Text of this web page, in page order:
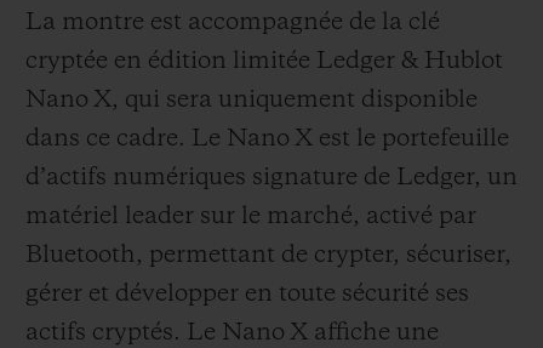
La montre est accompagnée de la clé
cryptée en édition limitée Ledger & Hublot
Nano X, qui sera uniquement disponible
dans ce cadre. Le Nano X est le portefeuille
d’actifs numériques signature de Ledger, un
matériel leader sur le marché, activé par
Bluetooth, permettant de crypter, sécuriser,
gérer et développer en toute sécurité ses
actifs cryptés. Le Nano X affiche une